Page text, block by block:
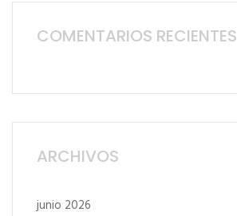
COMENTARIOS RECIENTES
ARCHIVOS
junio 2026